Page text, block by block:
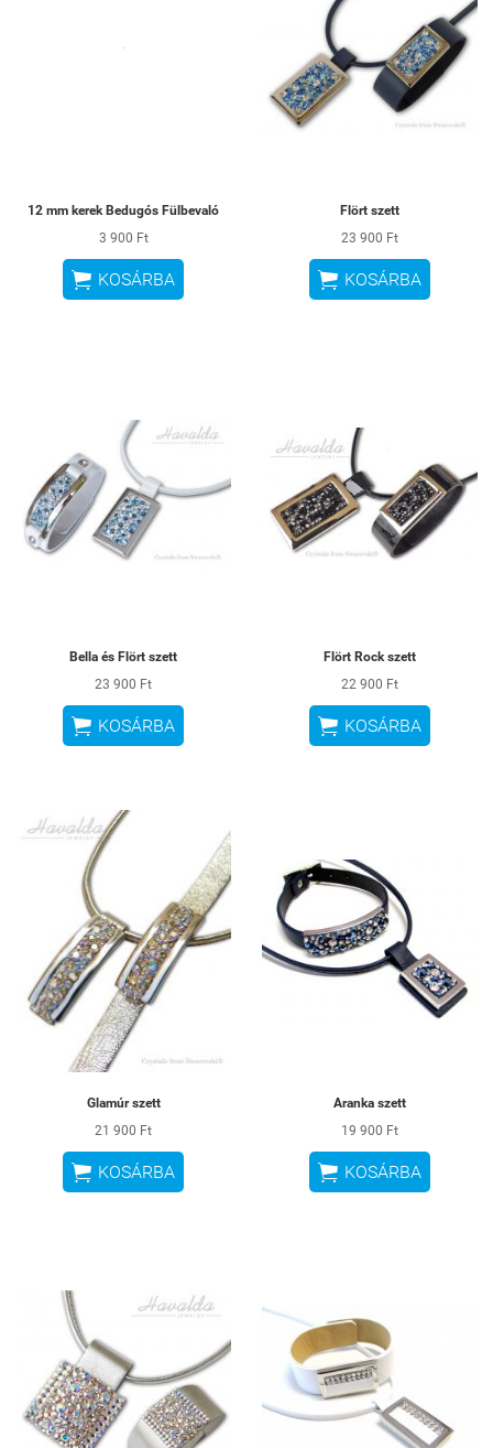
12 mm kerek Bedugós Fülbevaló
3 900 Ft
 KOSÁRBA
Flört szett
23 900 Ft
 KOSÁRBA
Bella és Flört szett
23 900 Ft
 KOSÁRBA
Flört Rock szett
22 900 Ft
 KOSÁRBA
Glamúr szett
21 900 Ft
 KOSÁRBA
Aranka szett
19 900 Ft
 KOSÁRBA